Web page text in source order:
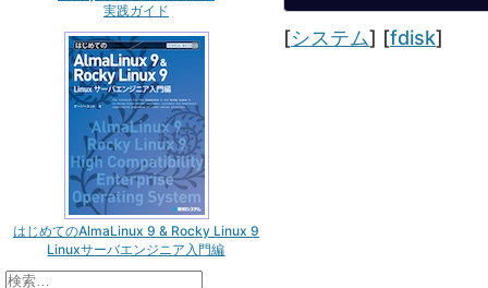
実践ガイド
はじめてのAlmaLinux 9 & Rocky Linux 9
Linuxサーバエンジニア入門編
検
[Categories
システム] [Tags
fdisk]